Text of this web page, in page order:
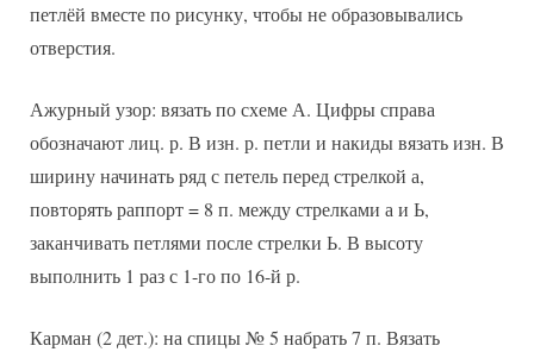
петлёй вместе по рисунку, чтобы не образовывались
отверстия.
Ажурный узор: вязать по схеме А. Цифры справа
обозначают лиц. р. В изн. р. петли и накиды вязать изн. В
ширину начинать ряд с петель перед стрелкой а,
повторять раппорт = 8 п. между стрелками а и Ь,
заканчивать петлями после стрелки Ь. В высоту
выполнить 1 раз с 1-го по 16-й р.
Карман (2 дет.): на спицы № 5 набрать 7 п. Вязать